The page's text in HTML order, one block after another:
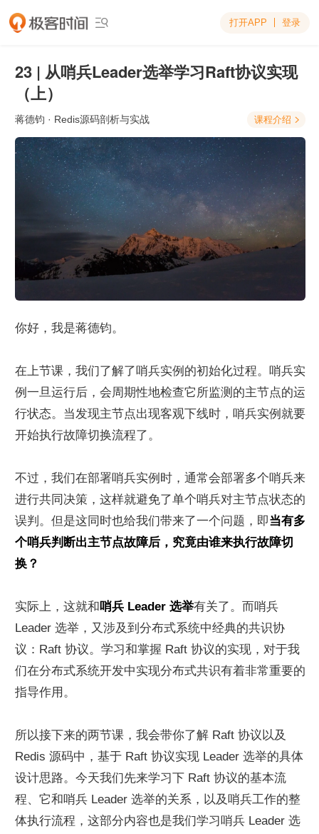
 打开APP 登录
23 | 从哨兵Leader选举学习Raft协议实现
（上）
蒋德钧 · Redis源码剖析与实战 课程介绍 
你好，我是蒋德钧。
在上节课，我们了解了哨兵实例的初始化过程。哨兵实
例一旦运行后，会周期性地检查它所监测的主节点的运
行状态。当发现主节点出现客观下线时，哨兵实例就要
开始执行故障切换流程了。
不过，我们在部署哨兵实例时，通常会部署多个哨兵来
进行共同决策，这样就避免了单个哨兵对主节点状态的
误判。但是这同时也给我们带来了一个问题，即当有多
个哨兵判断出主节点故障后，究竟由谁来执行故障切
换？
实际上，这就和哨兵 Leader 选举有关了。而哨兵
Leader 选举，又涉及到分布式系统中经典的共识协
议：Raft 协议。学习和掌握 Raft 协议的实现，对于我
们在分布式系统开发中实现分布式共识有着非常重要的
指导作用。
所以接下来的两节课，我会带你了解 Raft 协议以及
Redis 源码中，基于 Raft 协议实现 Leader 选举的具体
设计思路。今天我们先来学习下 Raft 协议的基本流
程、它和哨兵 Leader 选举的关系，以及哨兵工作的整
体执行流程，这部分内容也是我们学习哨兵 Leader 选